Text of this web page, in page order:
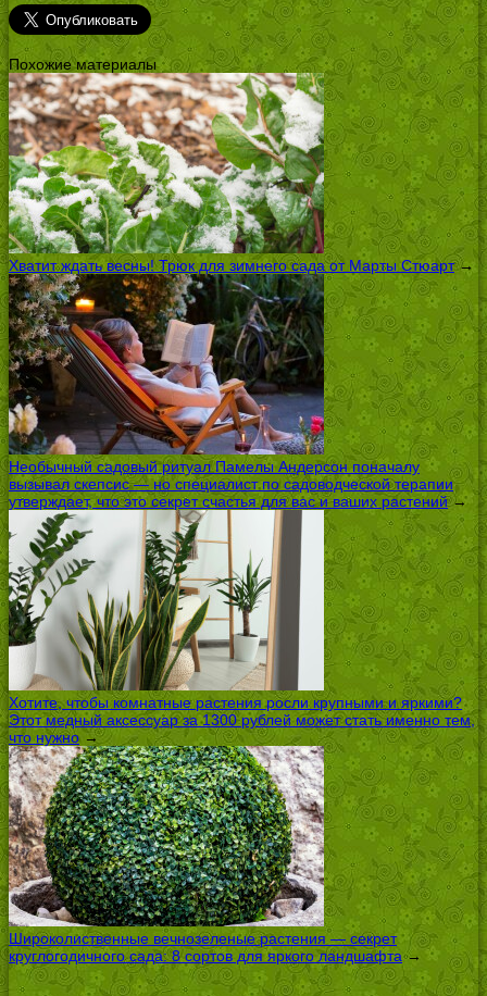
Похожие материалы
Хватит ждать весны! Трюк для зимнего сада от Марты Стюарт→
Необычный садовый ритуал Памелы Андерсон поначалу
вызывал скепсис — но специалист по садоводческой терапии
утверждает, что это секрет счастья для вас и ваших растений→
Хотите, чтобы комнатные растения росли крупными и яркими?
Этот медный аксессуар за 1300 рублей может стать именно тем,
что нужно→
Широколиственные вечнозеленые растения — секрет
круглогодичного сада: 8 сортов для яркого ландшафта→